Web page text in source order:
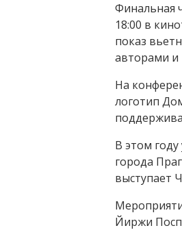
Финальная
18:00 в
показ
авторами и
На
логотип
В этом
города
выступает
Йиржи